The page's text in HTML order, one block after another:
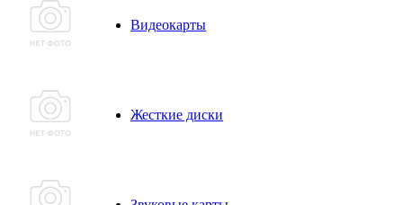
Видеокарты
Жесткие диски